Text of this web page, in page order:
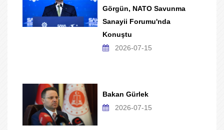
Görgün, NATO Savunma
Sanayii Forumu'nda
Konuştu
2026-07-15
Bakan Gürlek
2026-07-15